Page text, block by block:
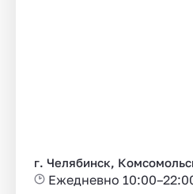
г. Челябинск,
Ежедневно